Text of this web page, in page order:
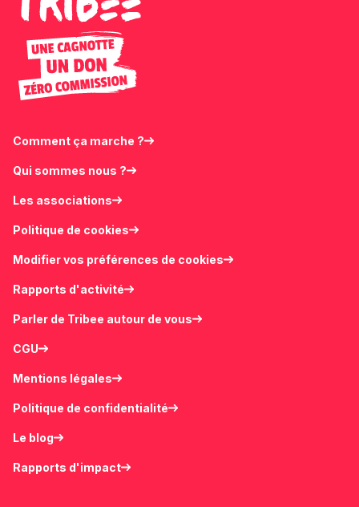
Comment ça marche ?
Qui sommes nous ?
Les associations
Politique de cookies
Modifier vos préférences de cookies
Rapports d'activité
Parler de Tribee autour de vous
CGU
Mentions légales
Politique de confidentialité
Le blog
Rapports d'impact